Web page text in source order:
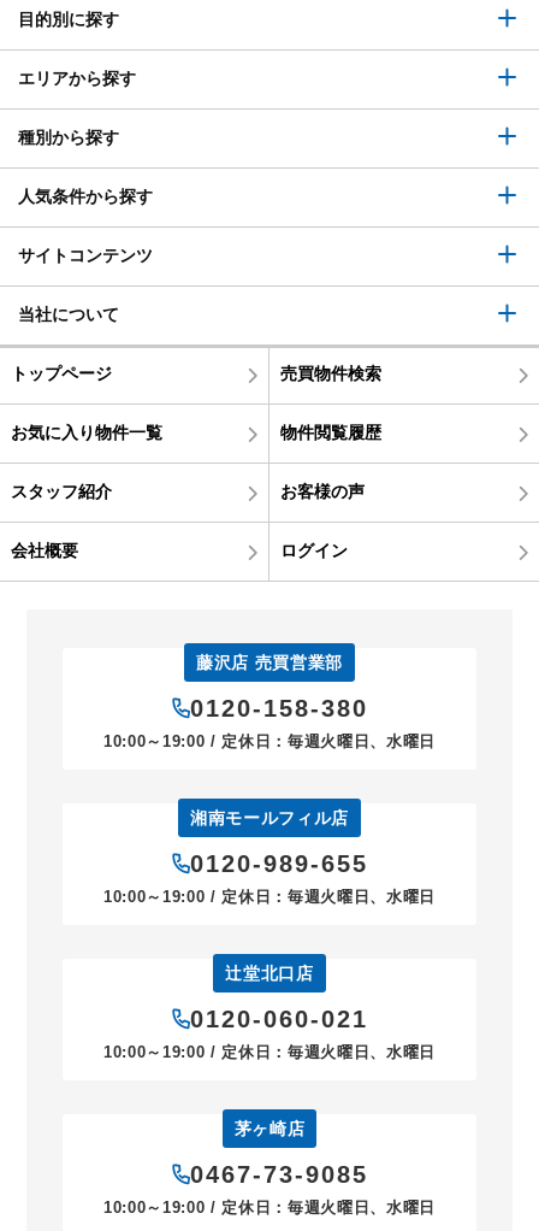
目的別に探す
エリアから探す
種別から探す
人気条件から探す
サイトコンテンツ
当社について
トップページ 売買物件検索
お気に入り物件一覧 物件閲覧履歴
スタッフ紹介 お客様の声
会社概要 ログイン
藤沢店 売買営業部
0120-158-380
10:00～19:00 / 定休日：毎週火曜日、水曜日
湘南モールフィル店
0120-989-655
10:00～19:00 / 定休日：毎週火曜日、水曜日
辻堂北口店
0120-060-021
10:00～19:00 / 定休日：毎週火曜日、水曜日
茅ヶ崎店
0467-73-9085
10:00～19:00 / 定休日：毎週火曜日、水曜日